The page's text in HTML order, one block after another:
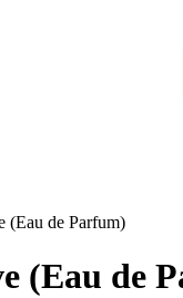
(Eau de Parfum)
(Eau de